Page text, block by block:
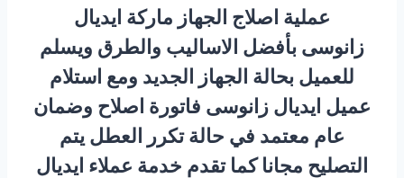
عملية اصلاج الجهاز ماركة ايديال
زانوسى بأفضل الاساليب والطرق ويسلم
للعميل بحالة الجهاز الجديد ومع استلام
عميل ايديال زانوسى فاتورة اصلاح وضمان
عام معتمد في حالة تكرر العطل يتم
التصليح مجانا كما تقدم خدمة عملاء ايديال